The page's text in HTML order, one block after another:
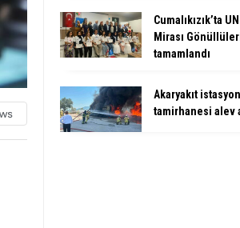
Cumalıkızık’ta
Mirası
tamamlandı
Akaryakıt
tamirhanesi alev